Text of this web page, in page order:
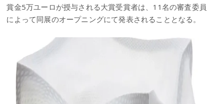
賞金5万ユーロが授与される大賞受賞者は、11名の審査委員
によって同展のオープニングにて発表されることとなる。